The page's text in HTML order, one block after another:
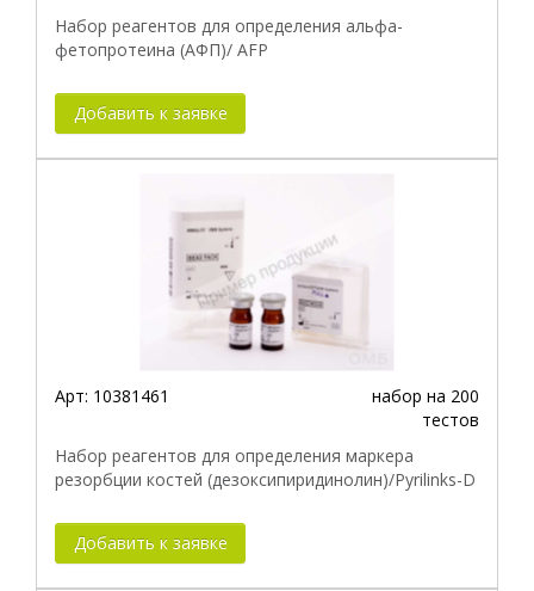
Набор реагентов для определения альфа-
фетопротеина (АФП)/ AFP
Добавить к заявке
Арт: 10381461
набор на 200
тестов
Набор реагентов для определения маркера
резорбции костей (дезоксипиридинолин)/Pyrilinks-D
Добавить к заявке